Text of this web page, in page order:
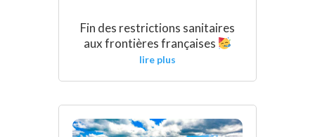
Fin des restrictions sanitaires
aux frontières françaises
lire plus